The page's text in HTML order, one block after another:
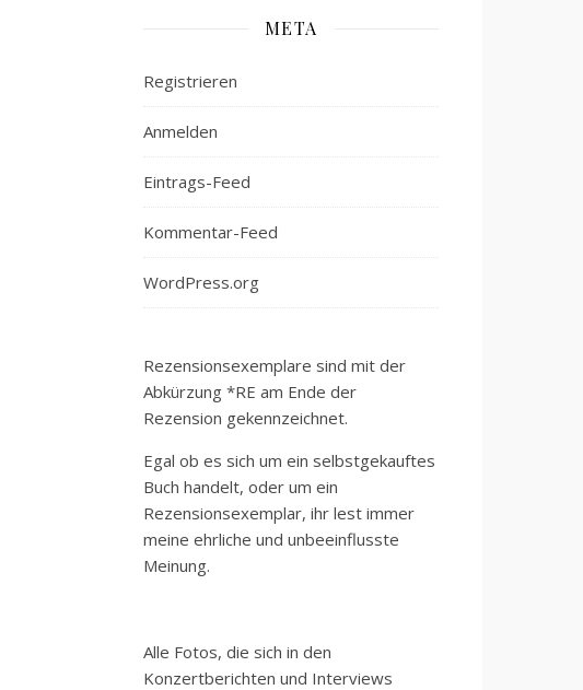
META
Registrieren
Anmelden
Eintrags-Feed
Kommentar-Feed
WordPress.org
Rezensionsexemplare sind mit der
Abkürzung *RE am Ende der
Rezension gekennzeichnet.
Egal ob es sich um ein selbstgekauftes
Buch handelt, oder um ein
Rezensionsexemplar, ihr lest immer
meine ehrliche und unbeeinflusste
Meinung.
Alle Fotos, die sich in den
Konzertberichten und Interviews